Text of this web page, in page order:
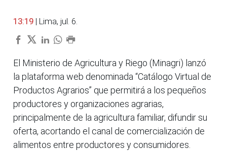
13:19 | Lima, jul. 6.
El Ministerio de Agricultura y Riego (Minagri) lanzó
la plataforma web denominada “Catálogo Virtual de
Productos Agrarios” que permitirá a los pequeños
productores y organizaciones agrarias,
principalmente de la agricultura familiar, difundir su
oferta, acortando el canal de comercialización de
alimentos entre productores y consumidores.